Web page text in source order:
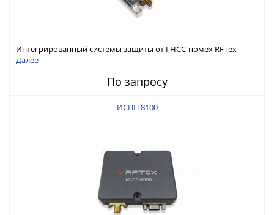
Интегрированный системы защиты от ГНСС-помех RFТех
ИСПП 8200
Далее
По запросу
ИСПП 8100